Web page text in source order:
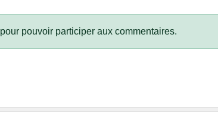
pour pouvoir participer aux commentaires.